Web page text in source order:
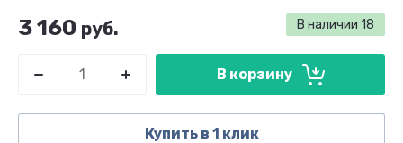
В наличии 18
3 160 руб.
В корзину
Купить в 1 клик